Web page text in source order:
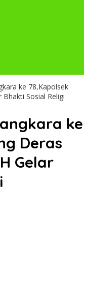
ke 78,Kapolsek
Bhakti Sosial Religi
ke
Deras
Gelar